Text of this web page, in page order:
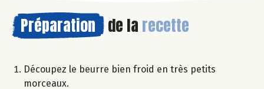
Préparation de la recette
Découpez le beurre bien froid en très petits
morceaux.